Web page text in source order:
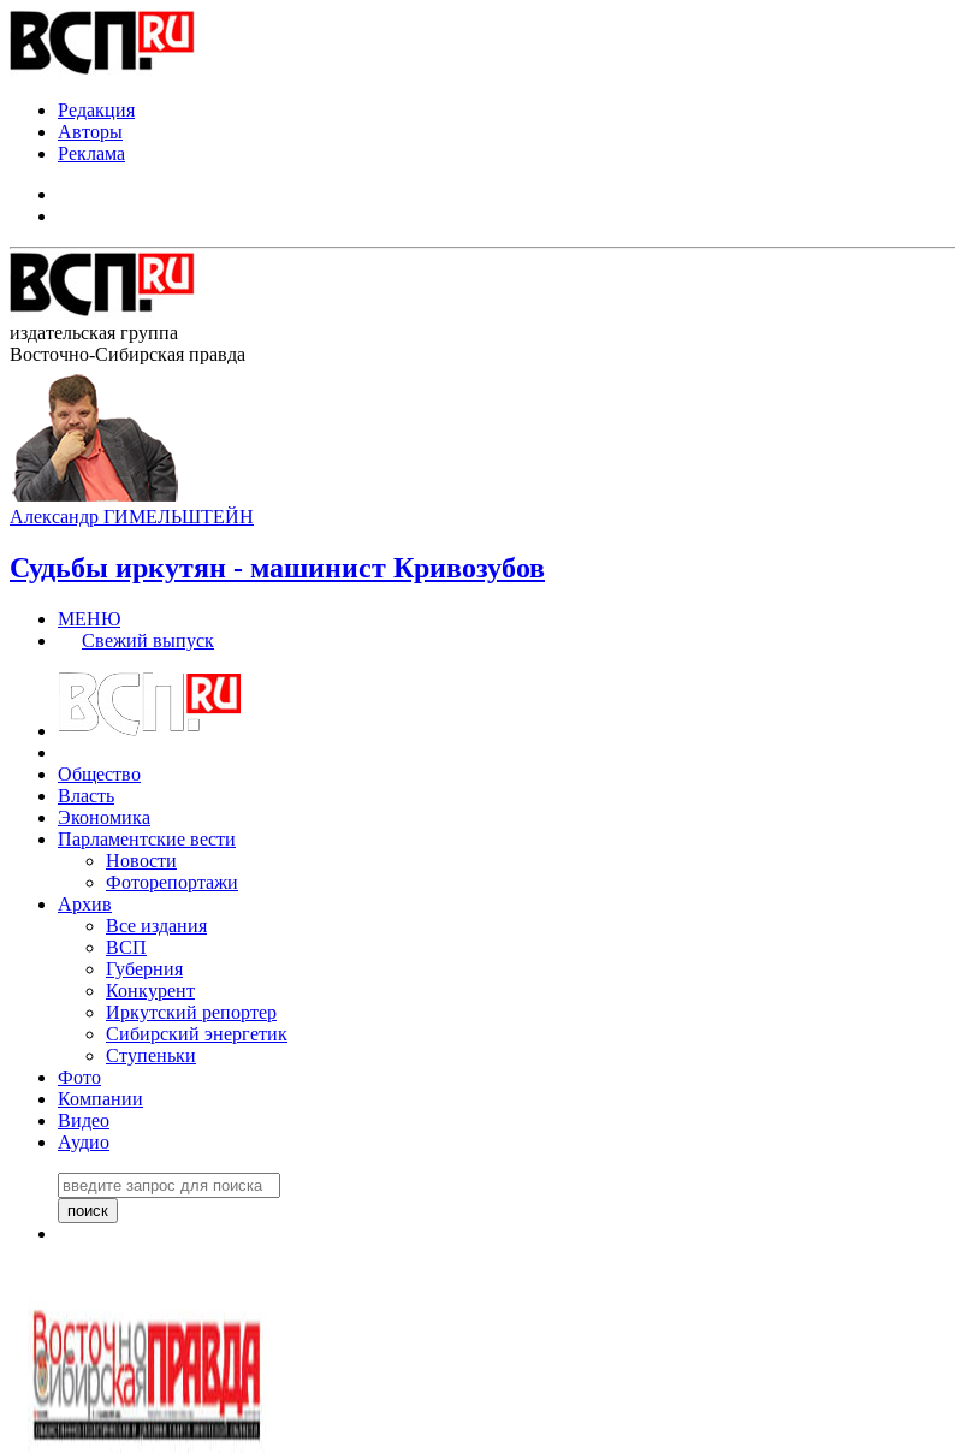
Редакция
Авторы
Реклама
издательская группа
Восточно-Сибирская правда
Александр ГИМЕЛЬШТЕЙН
Судьбы иркутян - машинист Кривозубов
МЕНЮ
Свежий выпуск
Общество
Власть
Экономика
Парламентские вести
Новости
Фоторепортажи
Архив
Все издания
ВСП
Губерния
Конкурент
Иркутский репортер
Сибирский энергетик
Ступеньки
Фото
Компании
Видео
Аудио